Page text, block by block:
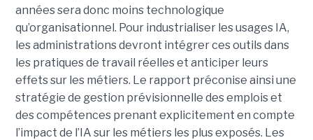
années sera donc moins technologique
qu’organisationnel. Pour industrialiser les usages IA,
les administrations devront intégrer ces outils dans
les pratiques de travail réelles et anticiper leurs
effets sur les métiers. Le rapport préconise ainsi une
stratégie de gestion prévisionnelle des emplois et
des compétences prenant explicitement en compte
l’impact de l’IA sur les métiers les plus exposés. Les